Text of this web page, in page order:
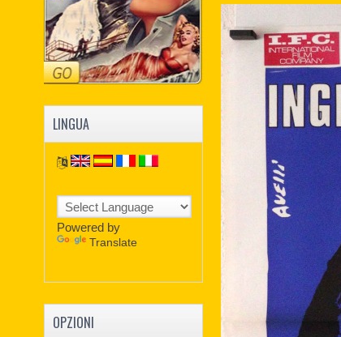
LINGUA
Powered by
Translate
OPZIONI